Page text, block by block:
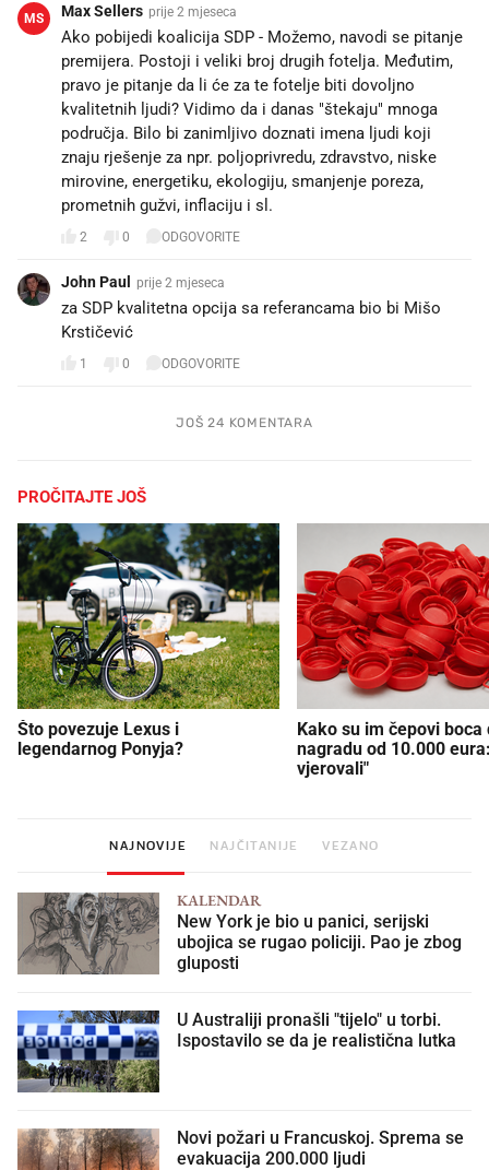
MS Max Sellers prije 2 mjeseca
Ako pobijedi koalicija SDP - Možemo, navodi se pitanje
premijera. Postoji i veliki broj drugih fotelja. Međutim,
pravo je pitanje da li će za te fotelje biti dovoljno
kvalitetnih ljudi? Vidimo da i danas "štekaju" mnoga
područja. Bilo bi zanimljivo doznati imena ljudi koji
znaju rješenje za npr. poljoprivredu, zdravstvo, niske
mirovine, energetiku, ekologiju, smanjenje poreza,
prometnih gužvi, inflaciju i sl.
2 0 ODGOVORITE
John Paul prije 2 mjeseca
za SDP kvalitetna opcija sa referancama bio bi Mišo
Krstičević
1 0 ODGOVORITE
JOŠ 24 KOMENTARA
PROČITAJTE JOŠ
Što povezuje Lexus i
legendarnog Ponyja?
Kako su im čepovi boca
nagradu od 10.000
vjerovali"
NAJNOVIJE NAJČITANIJE VEZANO
KALENDAR
New York je bio u panici, serijski
ubojica se rugao policiji. Pao je zbog
gluposti
U Australiji pronašli "tijelo" u torbi.
Ispostavilo se da je realistična lutka
Novi požari u Francuskoj. Sprema se
evakuacija 200.000 ljudi